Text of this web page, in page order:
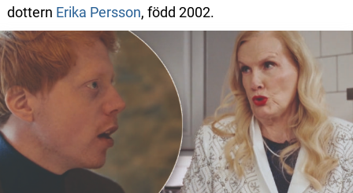
dottern Erika Persson, född 2002.